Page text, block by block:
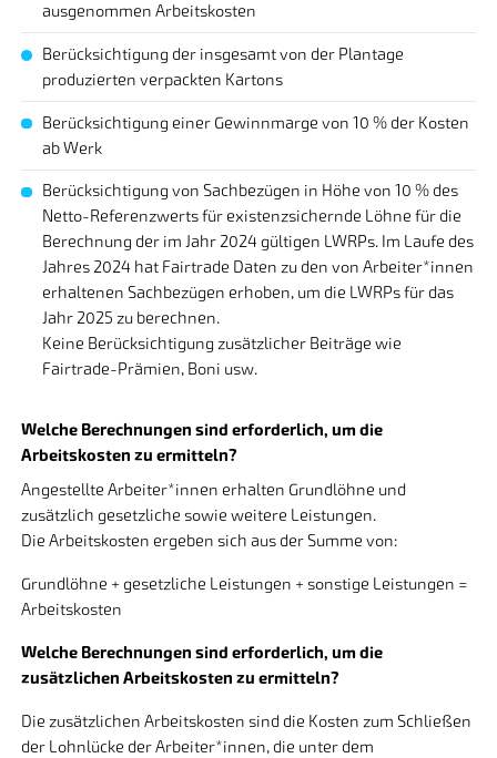
ausgenommen Arbeitskosten
Berücksichtigung der insgesamt von der Plantage
produzierten verpackten Kartons
Berücksichtigung einer Gewinnmarge von 10 % der Kosten
ab Werk
Berücksichtigung von Sachbezügen in Höhe von 10 % des
Netto-Referenzwerts für existenzsichernde Löhne für die
Berechnung der im Jahr 2024 gültigen LWRPs. Im Laufe des
Jahres 2024 hat Fairtrade Daten zu den von Arbeiter*innen
erhaltenen Sachbezügen erhoben, um die LWRPs für das
Jahr 2025 zu berechnen.
Keine Berücksichtigung zusätzlicher Beiträge wie
Fairtrade-Prämien, Boni usw.
Welche Berechnungen sind erforderlich, um die
Arbeitskosten zu ermitteln?
Angestellte Arbeiter*innen erhalten Grundlöhne und
zusätzlich gesetzliche sowie weitere Leistungen.
Die Arbeitskosten ergeben sich aus der Summe von:
Grundlöhne + gesetzliche Leistungen + sonstige Leistungen =
Arbeitskosten
Welche Berechnungen sind erforderlich, um die
zusätzlichen Arbeitskosten zu ermitteln?
Die zusätzlichen Arbeitskosten sind die Kosten zum Schließen
der Lohnlücke der Arbeiter*innen, die unter dem